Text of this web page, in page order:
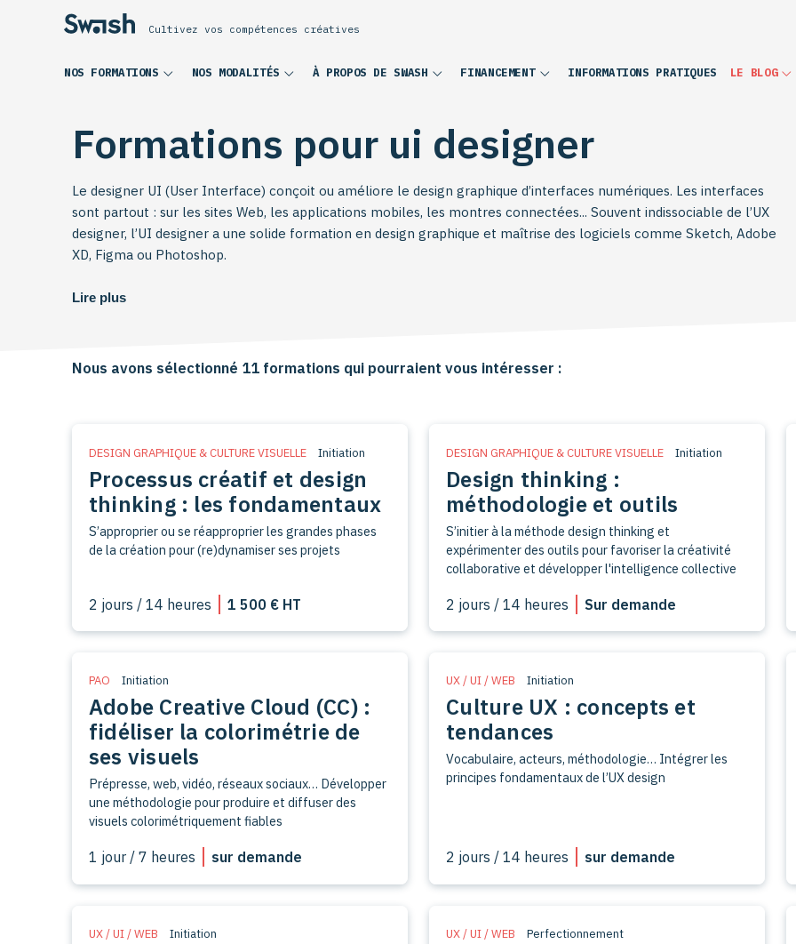
Cultivez vos compétences créatives
NOS FORMATIONS NOS MODALITÉS À PROPOS DE SWASH FINANCEMENT INFORMATIONS PRATIQUES LE BLOG
Formations pour ui designer
Le designer UI (User Interface) conçoit ou améliore le design graphique d’interfaces numériques. Les interfaces
sont partout : sur les sites Web, les applications mobiles, les montres connectées... Souvent indissociable de l’UX
designer, l’UI designer a une solide formation en design graphique et maîtrise des logiciels comme Sketch, Adobe
XD, Figma ou Photoshop.
Son quotidien : surfer entre guide de styles, mockup, design system et atomic design pour organiser
Lire plus
Nous avons sélectionné 11 formations qui pourraient vous intéresser :
DESIGN GRAPHIQUE & CULTURE VISUELLE Initiation
Processus créatif et design
thinking : les fondamentaux
S’approprier ou se réapproprier les grandes phases
de la création pour (re)dynamiser ses projets
2 jours / 14 heures 1 500 € HT
DESIGN GRAPHIQUE & CULTURE VISUELLE Initiation
Design thinking :
méthodologie et outils
S’initier à la méthode design thinking et
expérimenter des outils pour favoriser la créativité
2 jours / 14 heures Sur demande
PAO Initiation
Adobe Creative Cloud (CC) :
fidéliser la colorimétrie de
ses visuels
Prépresse, web, vidéo, réseaux sociaux… Développer
une méthodologie pour produire et diffuser des
visuels colorimétriquement fiables
1 jour / 7 heures sur demande
UX / UI / WEB Initiation
Culture UX : concepts et
tendances
Vocabulaire, acteurs, méthodologie… Intégrer les
2 jours / 14 heures sur demande
UX / UI / WEB Initiation UX / UI / WEB Perfectionnement